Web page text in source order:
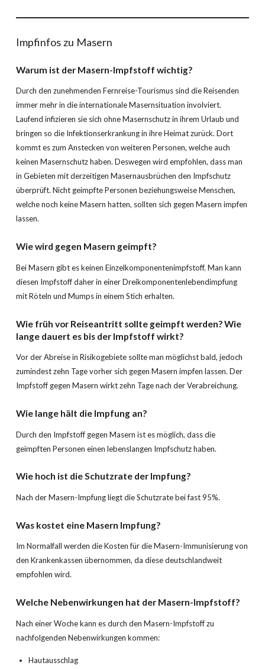
Impfinfos zu Masern
Warum ist der Masern-Impfstoff wichtig?
Durch den zunehmenden Fernreise-Tourismus sind die Reisenden
immer mehr in die internationale Masernsituation involviert.
Laufend infizieren sie sich ohne Masernschutz in ihrem Urlaub und
bringen so die Infektionserkrankung in ihre Heimat zurück. Dort
kommt es zum Anstecken von weiteren Personen, welche auch
keinen Masernschutz haben. Deswegen wird empfohlen, dass man
in Gebieten mit derzeitigen Masernausbrüchen den Impfschutz
überprüft. Nicht geimpfte Personen beziehungsweise Menschen,
welche noch keine Masern hatten, sollten sich gegen Masern impfen
lassen.
Wie wird gegen Masern geimpft?
Bei Masern gibt es keinen Einzelkomponentenimpfstoff. Man kann
diesen Impfstoff daher in einer Dreikomponentenlebendimpfung
mit Röteln und Mumps in einem Stich erhalten.
Wie früh vor Reiseantritt sollte geimpft werden? Wie
lange dauert es bis der Impfstoff wirkt?
Vor der Abreise in Risikogebiete sollte man möglichst bald, jedoch
zumindest zehn Tage vorher sich gegen Masern impfen lassen. Der
Impfstoff gegen Masern wirkt zehn Tage nach der Verabreichung.
Wie lange hält die Impfung an?
Durch den Impfstoff gegen Masern ist es möglich, dass die
geimpften Personen einen lebenslangen Impfschutz haben.
Wie hoch ist die Schutzrate der Impfung?
Nach der Masern-Impfung liegt die Schutzrate bei fast 95%.
Was kostet eine Masern Impfung?
Im Normalfall werden die Kosten für die Masern-Immunisierung von
den Krankenkassen übernommen, da diese deutschlandweit
empfohlen wird.
Welche Nebenwirkungen hat der Masern-Impfstoff?
Nach einer Woche kann es durch den Masern-Impfstoff zu
nachfolgenden Nebenwirkungen kommen:
Hautausschlag